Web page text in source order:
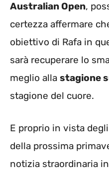
Australian Open,
certezza affermare
obiettivo di Rafa in
sarà recuperare lo
meglio alla stagione
stagione del cuore.
E proprio in vista
della prossima
notizia straordinaria